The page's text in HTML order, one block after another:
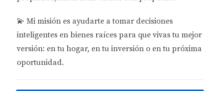
considerar. Esto implica no solo analizar el riesgo
criminal, sino también factores como inundaciones,
huracanes y otros desastres naturales que podrían
afectar tu inversión. Florida es conocida por su
💫 Mi misión es ayudarte a tomar decisiones
inteligentes en bienes raíces para que vivas tu mejor
versión: en tu hogar, en tu inversión o en tu próxima
oportunidad.